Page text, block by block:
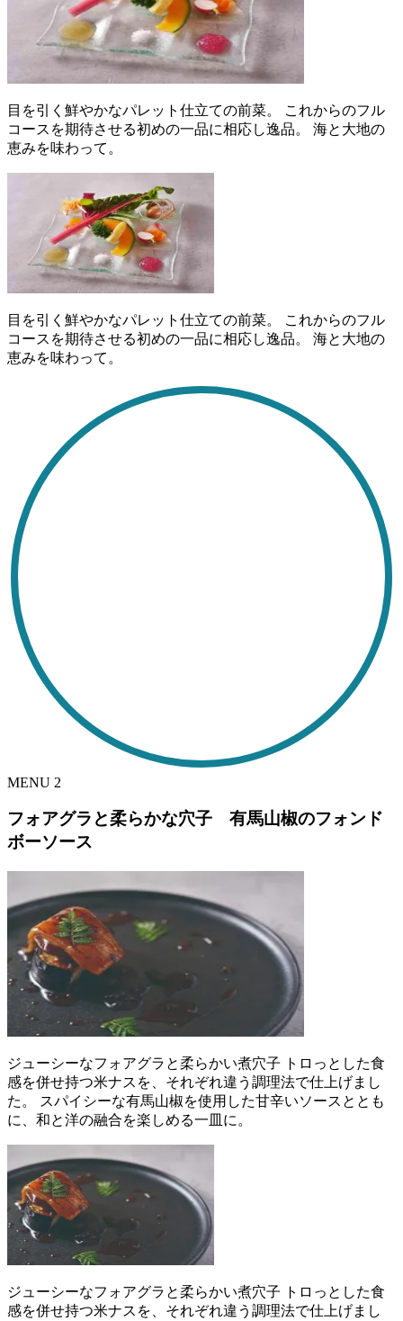
目を引く鮮やかなパレット仕立ての前菜。 これからのフル
コースを期待させる初めの一品に相応し逸品。 海と大地の
恵みを味わって。
目を引く鮮やかなパレット仕立ての前菜。 これからのフル
コースを期待させる初めの一品に相応し逸品。 海と大地の
恵みを味わって。
MENU 2
フォアグラと柔らかな穴子 有馬山椒のフォンド
ボーソース
ジューシーなフォアグラと柔らかい煮穴子 トロっとした食
感を併せ持つ米ナスを、それぞれ違う調理法で仕上げまし
た。 スパイシーな有馬山椒を使用した甘辛いソースととも
に、和と洋の融合を楽しめる一皿に。
ジューシーなフォアグラと柔らかい煮穴子 トロっとした食
感を併せ持つ米ナスを、それぞれ違う調理法で仕上げまし